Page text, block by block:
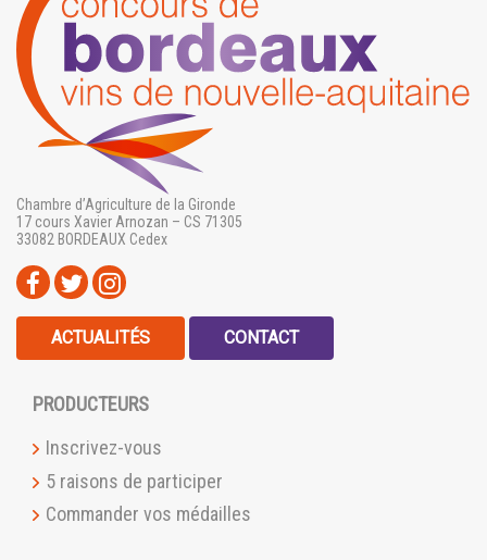
Chambre d’Agriculture de la Gironde
17 cours Xavier Arnozan – CS 71305
33082 BORDEAUX Cedex
ACTUALITÉS CONTACT
PRODUCTEURS
Inscrivez-vous
5 raisons de participer
Commander vos médailles